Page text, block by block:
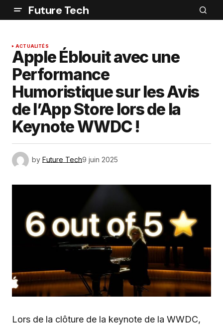
Future Tech
ACTUALITÉS
Apple Éblouit avec une
Performance
Humoristique sur les Avis
de l’App Store lors de la
Keynote WWDC !
by Future Tech9 juin 2025
Lors de la clôture de la keynote de la WWDC,